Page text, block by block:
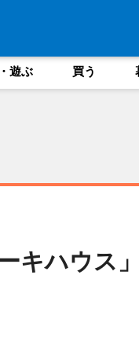
遊ぶ 買う
キハウス